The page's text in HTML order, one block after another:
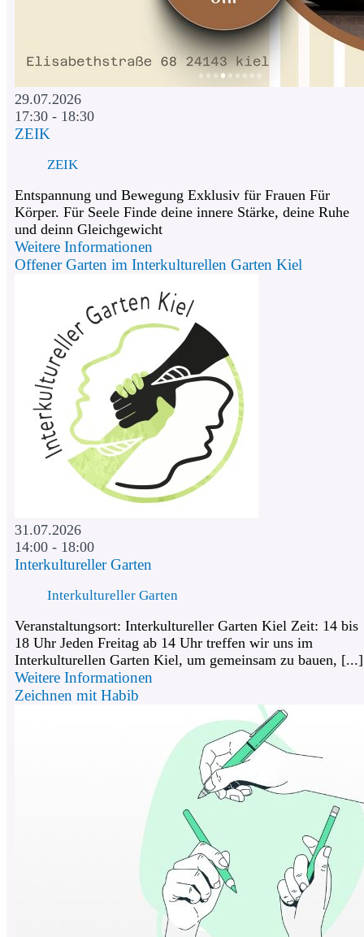
29.07.2026
17:30 - 18:30
ZEIK
ZEIK
Entspannung und Bewegung Exklusiv für Frauen Für
Körper. Für Seele Finde deine innere Stärke, deine Ruhe
und deinn Gleichgewicht
Weitere Informationen
Offener Garten im Interkulturellen Garten Kiel
31.07.2026
14:00 - 18:00
Interkultureller Garten
Interkultureller Garten
Veranstaltungsort: Interkultureller Garten Kiel Zeit: 14 bis
18 Uhr Jeden Freitag ab 14 Uhr treffen wir uns im
Interkulturellen Garten Kiel, um gemeinsam zu bauen, [...]
Weitere Informationen
Zeichnen mit Habib